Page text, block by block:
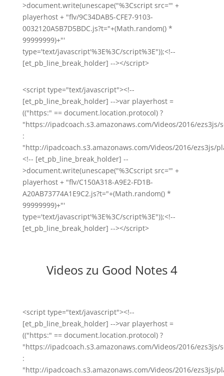
>document.write(unescape("%3Cscript src='" +
playerhost + "flv/9C34DAB5-CFE7-9103-
0032120A5B7D5BDC.js?t="+(Math.random() *
99999999)+"'
type='text/javascript'%3E%3C/script%3E"));<!--
[et_pb_line_break_holder] --></script>
<script type="text/javascript"><!--
[et_pb_line_break_holder] -->var playerhost =
(("https:" == document.location.protocol) ?
"https://ipadcoach.s3.amazonaws.com/Videos/2016/ezs3js/
:
"http://ipadcoach.s3.amazonaws.com/Videos/2016/ezs3js/
<!-- [et_pb_line_break_holder] --
>document.write(unescape("%3Cscript src='" +
playerhost + "flv/C150A318-A9E2-FD1B-
A20AB73774A1E9C2.js?t="+(Math.random() *
99999999)+"'
type='text/javascript'%3E%3C/script%3E"));<!--
[et_pb_line_break_holder] --></script>
Videos zu Good Notes 4
<script type="text/javascript"><!--
[et_pb_line_break_holder] -->var playerhost =
(("https:" == document.location.protocol) ?
"https://ipadcoach.s3.amazonaws.com/Videos/2016/ezs3js/
:
"http://ipadcoach.s3.amazonaws.com/Videos/2016/ezs3js/